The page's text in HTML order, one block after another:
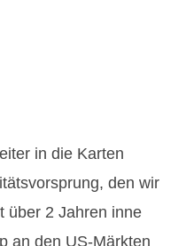
in die Karten
den wir
über 2 Jahren inne
an den US-Märkten